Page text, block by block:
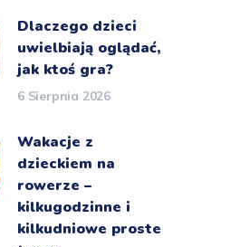
Dlaczego dzieci
uwielbiają oglądać,
jak ktoś gra?
6 Sierpnia 2026
Wakacje z
dzieckiem na
rowerze –
kilkugodzinne i
kilkudniowe proste